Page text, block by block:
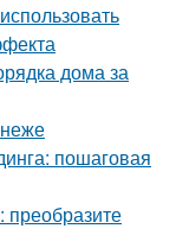
дома за
пошаговая